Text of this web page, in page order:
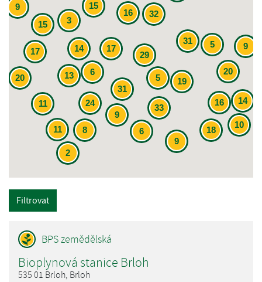
31
31
33
17
11
9
18
20
24
32
10
13
29
14
15
17
16
19
11 14
15
8
16
20
9
6
9
6
2
9
5
3
5
Filtrovat
Bioplynová stanice Brloh
535 01 Brloh, Brloh